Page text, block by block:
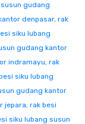
gudang
denpasar, rak
siku lubang
gudang kantor
indramayu, rak
siku lubang
gudang kantor
jepara, rak besi
siku lubang susun